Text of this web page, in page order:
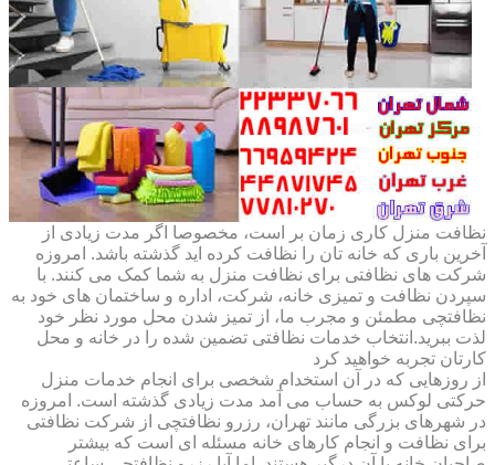
نظافت منزل کاری زمان بر است، مخصوصا اگر مدت زیادی از
آخرین باری که خانه تان را نظافت کرده اید گذشته باشد. امروزه
شرکت های نظافتی برای نظافت منزل به شما کمک می کنند. با
سپردن نظافت و تمیزی خانه، شرکت، اداره و ساختمان های خود به
نظافتچی مطمئن و مجرب ما، از تمیز شدن محل مورد نظر خود
لذت ببرید.انتخاب خدمات نظافتی تضمین شده را در خانه و محل
کارتان تجربه خواهید کرد
از روزهایی که در آن استخدام شخصی برای انجام خدمات منزل
حرکتی لوکس به حساب می آمد مدت زیادی گذشته است. امروزه
در شهرهای بزرگی مانند تهران، رزرو نظافتچی از شرکت نظافتی
برای نظافت و انجام کارهای خانه مسئله ای است که بیشتر